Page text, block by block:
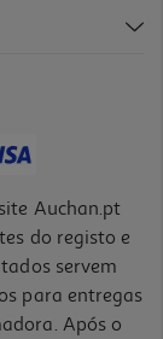
Auchan.pt
do registo e
servem
para entregas
Após o